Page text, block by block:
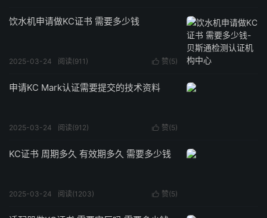
饮水机申请做KC证书 需要多少钱
 赞(5)
2025-03-24 阅读(911)
申请KC Mark认证需要提交的技术资料
 赞(5)
2025-03-24 阅读(912)
KC证书 周期多久 有效期多久 需要多少钱
 赞(5)
2025-03-24 阅读(1203)